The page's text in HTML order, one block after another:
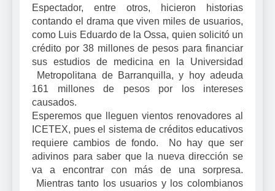
Espectador, entre otros, hicieron historias
contando el drama que viven miles de usuarios,
como Luis Eduardo de la Ossa, quien solicitó un
crédito por 38 millones de pesos para financiar
sus estudios de medicina en la Universidad
Metropolitana de Barranquilla, y hoy adeuda
161 millones de pesos por los intereses
causados.
Esperemos que lleguen vientos renovadores al
ICETEX, pues el sistema de créditos educativos
requiere cambios de fondo. No hay que ser
adivinos para saber que la nueva dirección se
va a encontrar con más de una sorpresa.
Mientras tanto los usuarios y los colombianos